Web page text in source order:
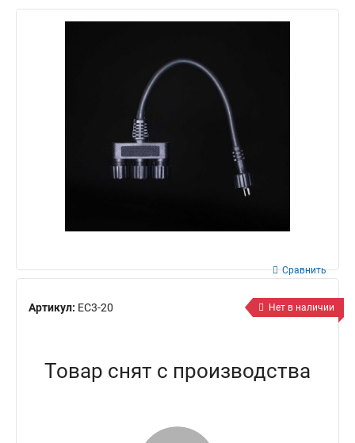
Артикул: EC3-20
Сравнить
Нет в наличии
Товар снят с производства